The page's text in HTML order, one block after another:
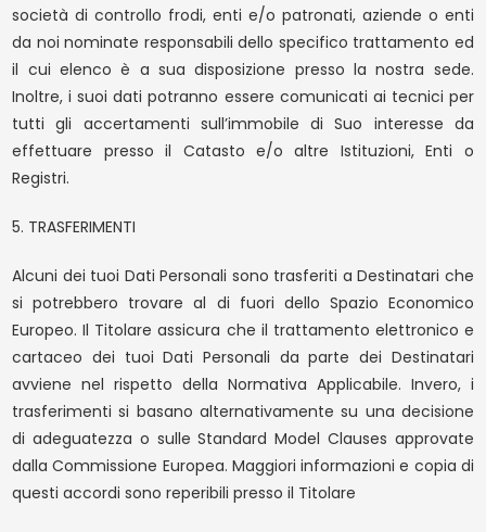
società di controllo frodi, enti e/o patronati, aziende o enti
da noi nominate responsabili dello specifico trattamento ed
il cui elenco è a sua disposizione presso la nostra sede.
Inoltre, i suoi dati potranno essere comunicati ai tecnici per
tutti gli accertamenti sull’immobile di Suo interesse da
effettuare presso il Catasto e/o altre Istituzioni, Enti o
Registri.
5. TRASFERIMENTI
Alcuni dei tuoi Dati Personali sono trasferiti a Destinatari che
si potrebbero trovare al di fuori dello Spazio Economico
Europeo. Il Titolare assicura che il trattamento elettronico e
cartaceo dei tuoi Dati Personali da parte dei Destinatari
avviene nel rispetto della Normativa Applicabile. Invero, i
trasferimenti si basano alternativamente su una decisione
di adeguatezza o sulle Standard Model Clauses approvate
dalla Commissione Europea. Maggiori informazioni e copia di
questi accordi sono reperibili presso il Titolare